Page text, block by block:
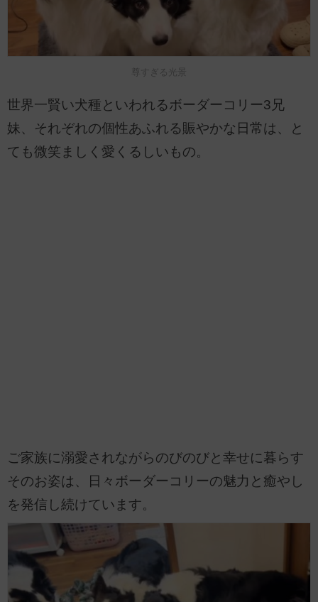
尊すぎる光景
世界一賢い犬種といわれるボーダーコリー3兄
妹、それぞれの個性あふれる賑やかな日常は、と
ても微笑ましく愛くるしいもの。
ご家族に溺愛されながらのびのびと幸せに暮らす
そのお姿は、日々ボーダーコリーの魅力と癒やし
を発信し続けています。